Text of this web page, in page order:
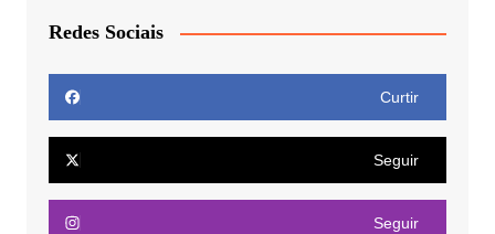
Redes Sociais
Curtir
Seguir
Seguir